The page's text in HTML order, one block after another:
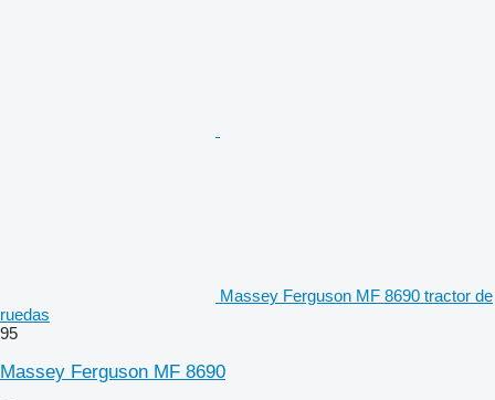
Massey Ferguson MF 8690 tractor de
ruedas
95
Massey Ferguson MF 8690